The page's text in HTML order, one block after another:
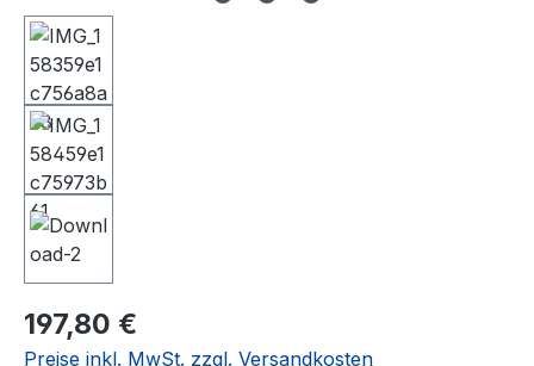
Regulärer Preis:
197,80 €
Preise inkl. MwSt. zzgl. Versandkosten